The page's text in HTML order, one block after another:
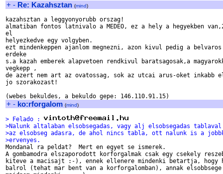
+ - Re: Kazahsztan (mind)
kazahsztan a leggyonyorubb orszag!
almatiban fontos latnivalo a MEDEO, ez a hely a hegyekben
el
helyezkedve egy volgyben.
ezt mindenkeppen ajanlom megnezni, azon kivul pedig a
erdeke
s.a kazah emberek alapvetoen rendkivul baratsagosak,a
vegkepp ,
de azert nem art az ovatossag, sok az utcai arus-oket inkabb
jo szorakozast!
+ - ko:rforgalom (mind)
> Felado :
>Nalunk altalaban elsobsegadas, vagy alj elsobsegadas
>az elsobseg adasra, de ahol nincs tabla, ott nalunk is a
>ervenyes.
Mondanal ra peldat?  Mert en egyet se ismerek.
A gombamodra elszaporodott korforgalmak csak egy csekely
kiteve a macisajt :-), ennek ellenere mindenki betartja, hogy
balrol (tehat mar bent van a korforgalomban), annak